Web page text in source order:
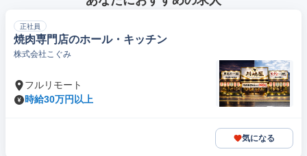
正社員
焼肉専門店のホール・キッチン
株式会社こぐみ
フルリモート
時給30万円以上
気になる